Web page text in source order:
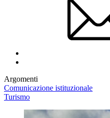
Argomenti
Comunicazione istituzionale
Turismo